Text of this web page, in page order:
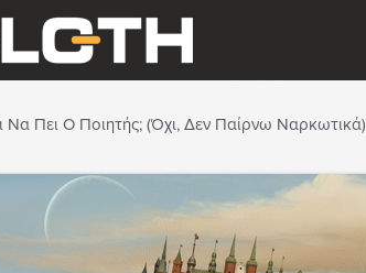
Να Πει Ο Ποιητής; (Όχι, Δεν Παίρνω Ναρκωτικά)